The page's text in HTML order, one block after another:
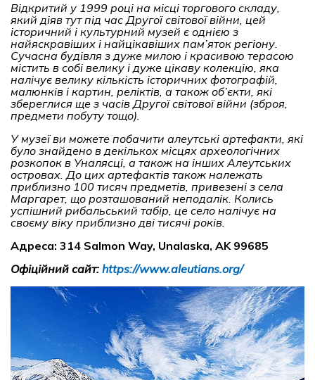
Відкритий у 1999 році на місці торгового складу,
який діяв тут під час Другої світової війни, цей
історичний і культурний музей є однією з
найяскравіших і найцікавіших пам’яток регіону.
Сучасна будівля з дуже милою і красивою терасою
містить в собі велику і дуже цікаву колекцію, яка
налічує велику кількість історичних фотографій,
малюнків і картин, реліктів, а також об’єкти, які
збереглися ще з часів Другої світової війни (зброя,
предмети побуту тощо).
У музеї ви можете побачити алеутські артефакти, які
було знайдено в декількох місцях археологічних
розкопок в Уналясці, а також на інших Алеутських
островах. До цих артефактів також належать
приблизно 100 тисяч предметів, привезені з села
Маргарет, що розташований неподалік. Колись
успішний рибальський табір, це село налічує на
своєму віку приблизно дві тисячі років.
Адреса: 314 Salmon Way, Unalaska, AK 99685
Офіційний сайт: https://www.aleutians.org/